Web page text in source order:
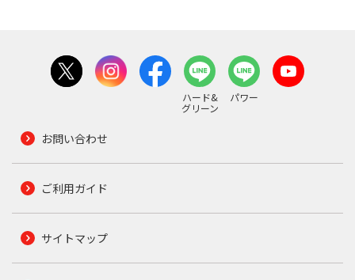
ハード&
グリーン
パワー
お問い合わせ
ご利用ガイド
サイトマップ